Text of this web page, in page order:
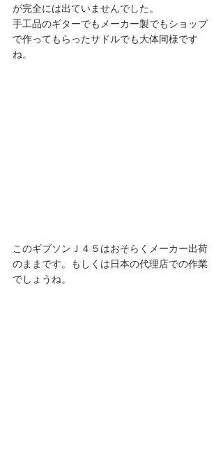
が完全には出ていませんでした。
手工品のギターでもメーカー製でもショップ
で作ってもらったサドルでも大体同様です
ね。
このギブソンＪ４５はおそらくメーカー出荷
のままです。もしくは日本の代理店での作業
でしょうね。